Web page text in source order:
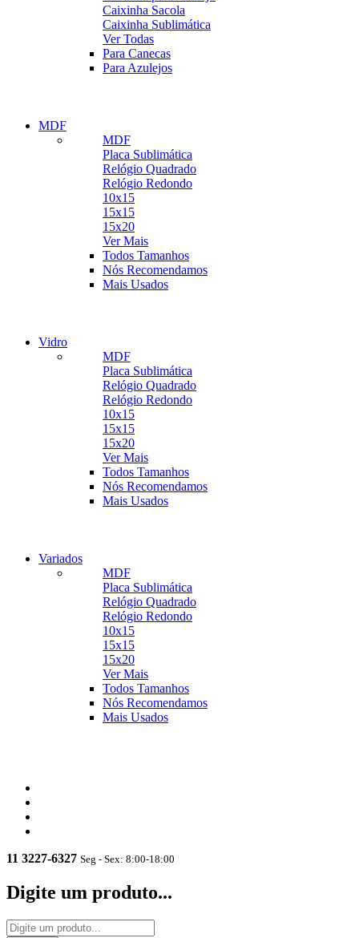
Caixinha Sacola
Caixinha Sublimática
Ver Todas
Para Canecas
Para Azulejos
Caixinhas Temáticas
MDF
MDF
Placa Sublimática
Relógio Quadrado
Relógio Redondo
10x15
15x15
15x20
Ver Mais
Todos Tamanhos
Nós Recomendamos
Mais Usados
MDF Temático
Visualizar
MDF Relógio
Placa
Vidro
MDF
Placa Sublimática
Relógio Quadrado
Relógio Redondo
10x15
15x15
15x20
Ver Mais
Todos Tamanhos
Nós Recomendamos
Mais Usados
MDF Temático
Visualizar
MDF Relógio
Placa
Variados
MDF
Placa Sublimática
Relógio Quadrado
Relógio Redondo
10x15
15x15
15x20
Ver Mais
Todos Tamanhos
Nós Recomendamos
Mais Usados
MDF Temático
Visualizar
MDF Relógio
Placa
11 3227-6327 Seg - Sex: 8:00-18:00
Digite um produto...